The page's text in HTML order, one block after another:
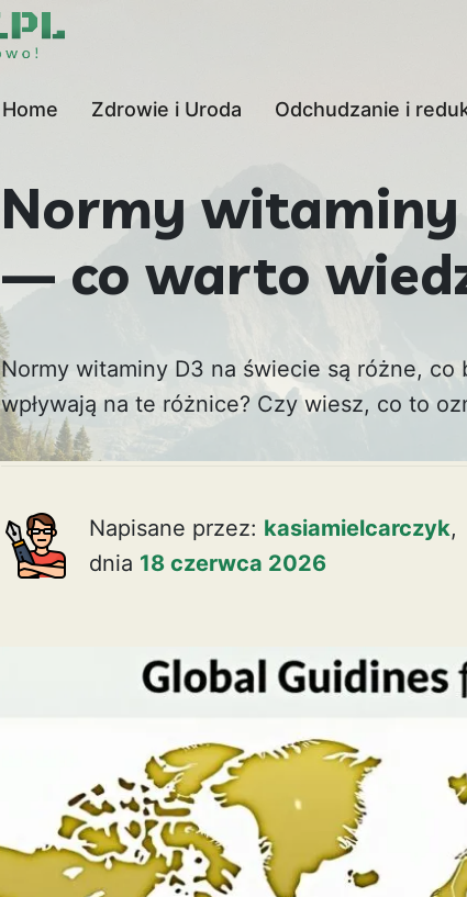
Home Zdrowie i Uroda Odchudzanie i
Normy witaminy
— co warto
Normy witaminy D3 na świecie są różne,
wpływają na te różnice? Czy wiesz, co to
Napisane przez: kasiamielcarczyk,
dnia 18 czerwca 2026